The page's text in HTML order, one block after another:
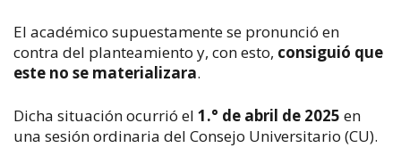
El académico supuestamente se pronunció en
contra del planteamiento y, con esto, consiguió que
este no se materializara.
Dicha situación ocurrió el 1.° de abril de 2025 en
una sesión ordinaria del Consejo Universitario (CU).